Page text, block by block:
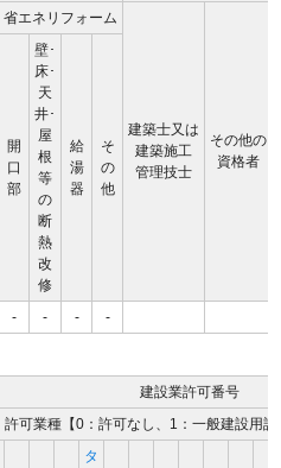
省エネリフォーム
建築士又は
建築施工
管理技士
その他の
資格者
開
口
部
壁･
床･
天
井･
屋
根
等
の
断
熱
改
修
給
湯
器
そ
の
他
- - - -
建設業許可番号
許可業種【0：許可なし、1：一般建設用
タ